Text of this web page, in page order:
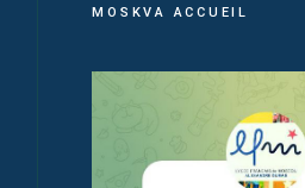
MOSKVA ACCUEIL